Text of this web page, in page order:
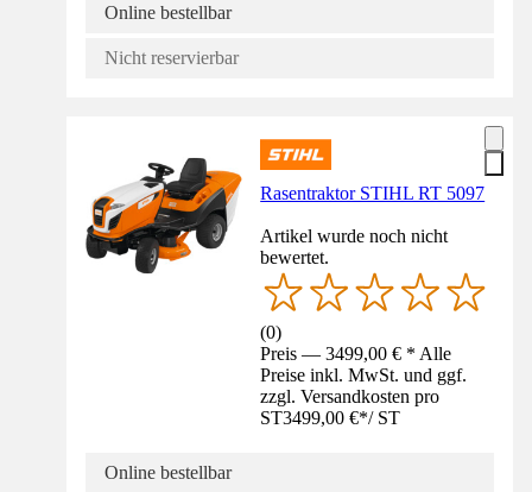
Online bestellbar
Nicht reservierbar
Rasentraktor STIHL RT 5097
Artikel wurde noch nicht
bewertet.
(0)
Preis — 3499,00 € * Alle
Preise inkl. MwSt. und ggf.
zzgl. Versandkosten pro
ST3499,00 €*/ ST
Online bestellbar